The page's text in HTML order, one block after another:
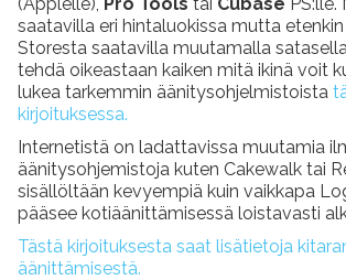
saatavilla eri hintaluokissa mutta
Storesta saatavilla muutamalla
tehdä oikeastaan kaiken mitä ikinä voit
lukea tarkemmin äänitysohjelmistoista
kirjoituksessa.
Internetistä on ladattavissa muutamia
äänitysohjemistoja kuten Cakewalk tai
sisällöltään kevyempiä kuin vaikkapa
pääsee kotiäänittämisessä loistavasti
Tästä kirjoituksesta saat lisätietoja
äänittämisestä.